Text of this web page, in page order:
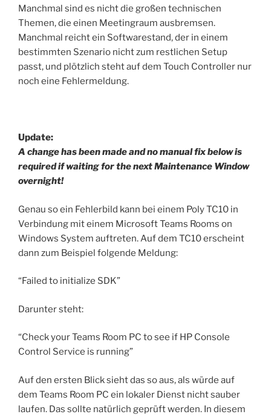
Manchmal sind es nicht die großen technischen
Themen, die einen Meetingraum ausbremsen.
Manchmal reicht ein Softwarestand, der in einem
bestimmten Szenario nicht zum restlichen Setup
passt, und plötzlich steht auf dem Touch Controller nur
noch eine Fehlermeldung.
Update:
A change has been made and no manual fix below is
required if waiting for the next Maintenance Window
overnight!
Genau so ein Fehlerbild kann bei einem Poly TC10 in
Verbindung mit einem Microsoft Teams Rooms on
Windows System auftreten. Auf dem TC10 erscheint
dann zum Beispiel folgende Meldung:
“Failed to initialize SDK”
Darunter steht:
“Check your Teams Room PC to see if HP Console
Control Service is running”
Auf den ersten Blick sieht das so aus, als würde auf
dem Teams Room PC ein lokaler Dienst nicht sauber
laufen. Das sollte natürlich geprüft werden. In diesem